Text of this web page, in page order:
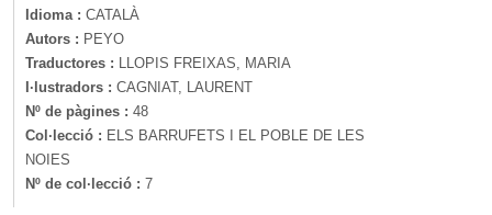
Idioma : CATALÀ
Autors : PEYO
Traductores : LLOPIS FREIXAS, MARIA
I·lustradors : CAGNIAT, LAURENT
Nº de pàgines : 48
Col·lecció : ELS BARRUFETS I EL POBLE DE LES
NOIES
Nº de col·lecció : 7